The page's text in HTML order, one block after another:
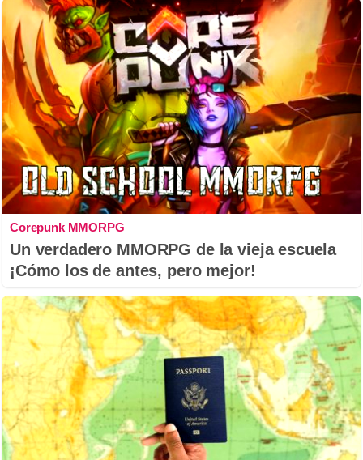
Corepunk MMORPG
Un verdadero MMORPG de la vieja escuela
¡Cómo los de antes, pero mejor!